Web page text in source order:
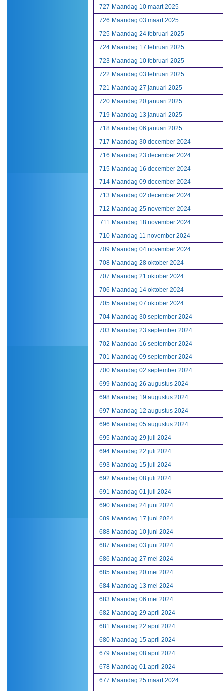
727 Maandag 10 maart 2025
726 Maandag 03 maart 2025
725 Maandag 24 februari 2025
724 Maandag 17 februari 2025
723 Maandag 10 februari 2025
722 Maandag 03 februari 2025
721 Maandag 27 januari 2025
720 Maandag 20 januari 2025
719 Maandag 13 januari 2025
718 Maandag 06 januari 2025
717 Maandag 30 december 2024
716 Maandag 23 december 2024
715 Maandag 16 december 2024
714 Maandag 09 december 2024
713 Maandag 02 december 2024
712 Maandag 25 november 2024
711 Maandag 18 november 2024
710 Maandag 11 november 2024
709 Maandag 04 november 2024
708 Maandag 28 oktober 2024
707 Maandag 21 oktober 2024
706 Maandag 14 oktober 2024
705 Maandag 07 oktober 2024
704 Maandag 30 september 2024
703 Maandag 23 september 2024
702 Maandag 16 september 2024
701 Maandag 09 september 2024
700 Maandag 02 september 2024
699 Maandag 26 augustus 2024
698 Maandag 19 augustus 2024
697 Maandag 12 augustus 2024
696 Maandag 05 augustus 2024
695 Maandag 29 juli 2024
694 Maandag 22 juli 2024
693 Maandag 15 juli 2024
692 Maandag 08 juli 2024
691 Maandag 01 juli 2024
690 Maandag 24 juni 2024
689 Maandag 17 juni 2024
688 Maandag 10 juni 2024
687 Maandag 03 juni 2024
686 Maandag 27 mei 2024
685 Maandag 20 mei 2024
684 Maandag 13 mei 2024
683 Maandag 06 mei 2024
682 Maandag 29 april 2024
681 Maandag 22 april 2024
680 Maandag 15 april 2024
679 Maandag 08 april 2024
678 Maandag 01 april 2024
677 Maandag 25 maart 2024